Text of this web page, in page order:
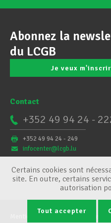
Abonnez la
du LCGB
Je veux
Contact
+352 49 94 24 -
+352 49 94 24 - 249
infocenter@lcgb.lu
Conditions
Certains cookies sont
site. En outre, certains
autorisation
Tout accepter